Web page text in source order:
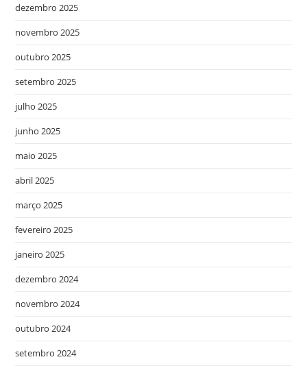
dezembro 2025
novembro 2025
outubro 2025
setembro 2025
julho 2025
junho 2025
maio 2025
abril 2025
março 2025
fevereiro 2025
janeiro 2025
dezembro 2024
novembro 2024
outubro 2024
setembro 2024